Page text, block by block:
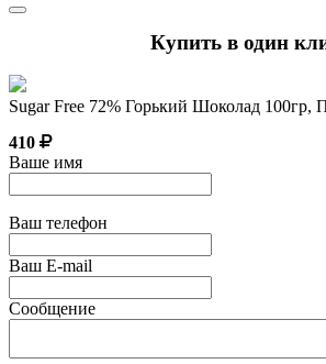
Купить в один
Sugar Free 72% Горький Шоколад 100гр,
410
Ваше имя
Ваш телефон
Ваш E-mail
Сообщение